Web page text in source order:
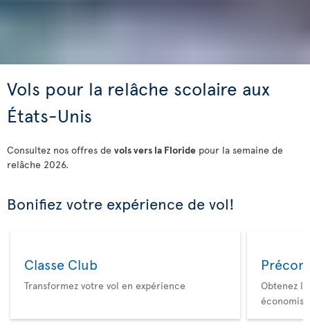
Vols pour la relâche scolaire aux
États-Unis
Consultez nos offres de vols vers la Floride pour la semaine de
relâche 2026.
Bonifiez votre expérience de vol!
Classe Club
Transformez votre vol en expérience
Obtenez